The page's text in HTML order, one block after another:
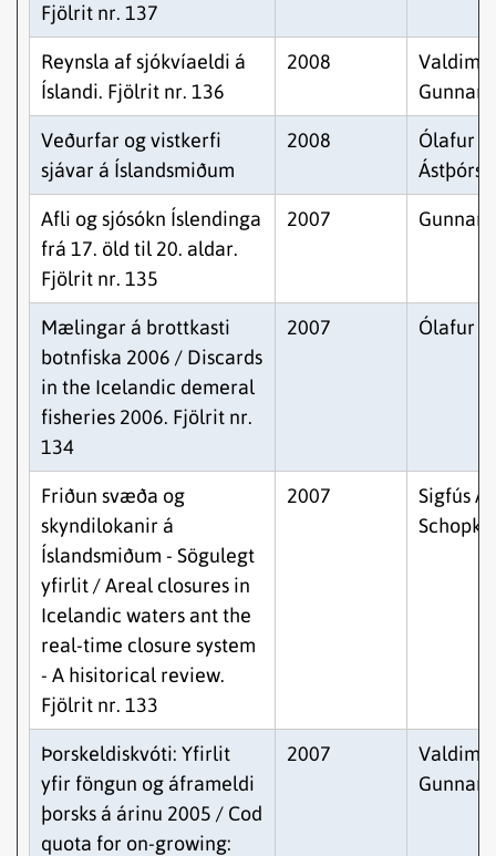
Fjölrit nr. 137
Reynsla af sjókvíaeldi á
Íslandi. Fjölrit nr. 136
2008
Veðurfar og vistkerfi
sjávar á Íslandsmiðum
2008
Ólafur S.
Afli og sjósókn Íslendinga
frá 17. öld til 20. aldar.
Fjölrit nr. 135
2007 Gunnar
Mælingar á brottkasti
botnfiska 2006 / Discards
in the Icelandic demeral
fisheries 2006. Fjölrit nr.
134
2007 Ólafur
Friðun svæða og
skyndilokanir á
Íslandsmiðum - Sögulegt
yfirlit / Areal closures in
Icelandic waters ant the
real-time closure system
- A hisitorical review.
Fjölrit nr. 133
2007
Sigfús A.
Schopka
Þorskeldiskvóti: Yfirlit
yfir föngun og áframeldi
þorsks á árinu 2005 / Cod
quota for on-growing:
2007